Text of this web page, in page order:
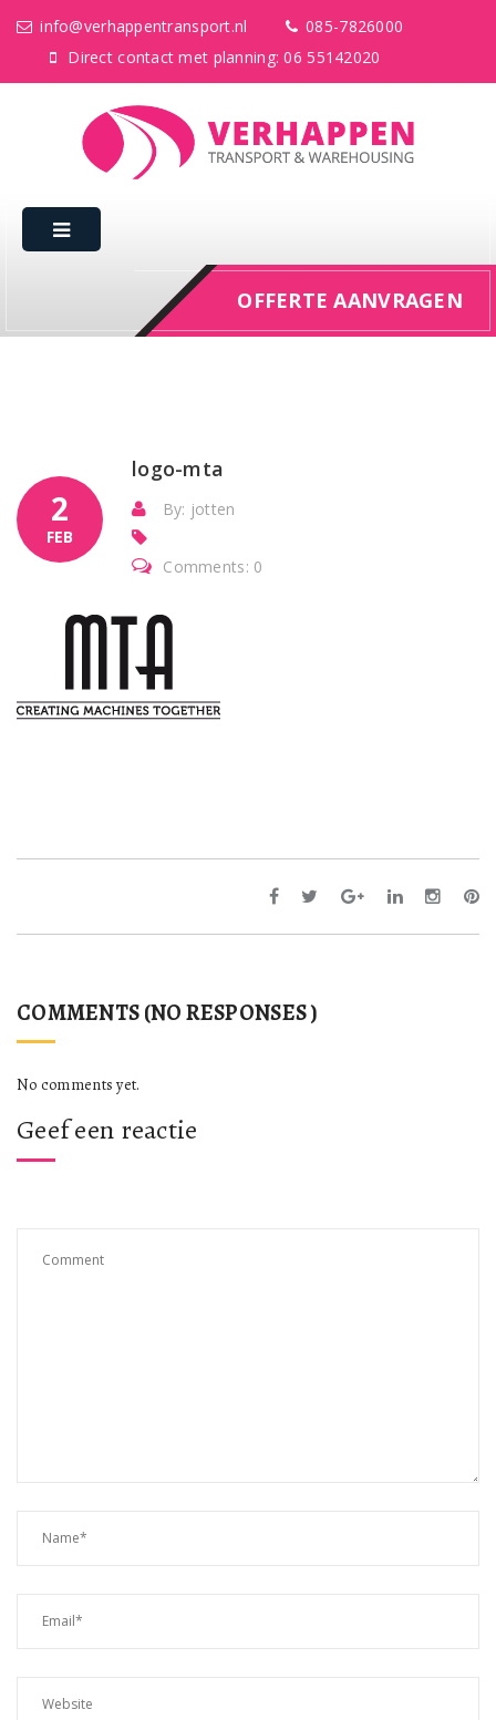
info@verhappentransport.nl
085-7826000
Direct contact met planning: 06 55142020
OFFERTE AANVRAGEN
2
FEB
logo-mta
By: jotten
Comments: 0
COMMENTS (NO RESPONSES )
No comments yet.
Geef een reactie